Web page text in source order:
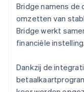
Bridge namens
omzetten van
Bridge werkt
financiële instelling.
Dankzij de
Noorwegen
English
Oostenrijk
DeutschEnglish
Polen
Portugal
PortuguêsEnglish
Roemenië